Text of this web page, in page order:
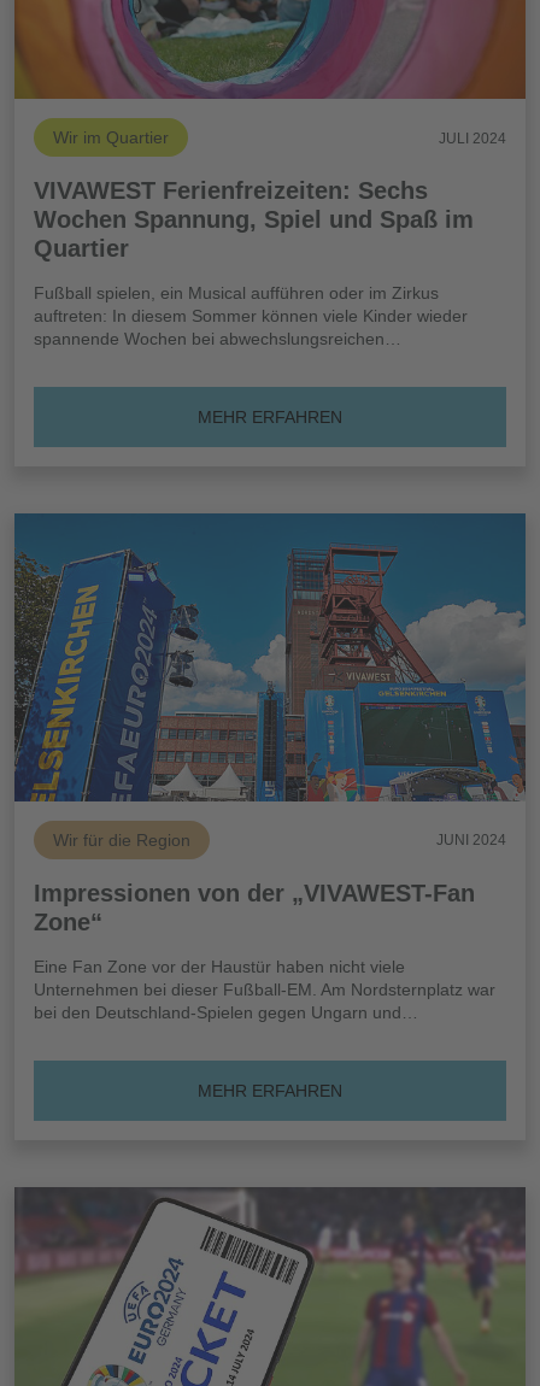
Wir im Quartier JULI 2024
VIVAWEST Ferienfreizeiten: Sechs
Wochen Spannung, Spiel und Spaß im
Quartier
Fußball spielen, ein Musical aufführen oder im Zirkus
auftreten: In diesem Sommer können viele Kinder wieder
spannende Wochen bei abwechslungsreichen…
MEHR ERFAHREN
Wir für die Region JUNI 2024
Impressionen von der „VIVAWEST-Fan
Zone“
Eine Fan Zone vor der Haustür haben nicht viele
Unternehmen bei dieser Fußball-EM. Am Nordsternplatz war
bei den Deutschland-Spielen gegen Ungarn und…
MEHR ERFAHREN